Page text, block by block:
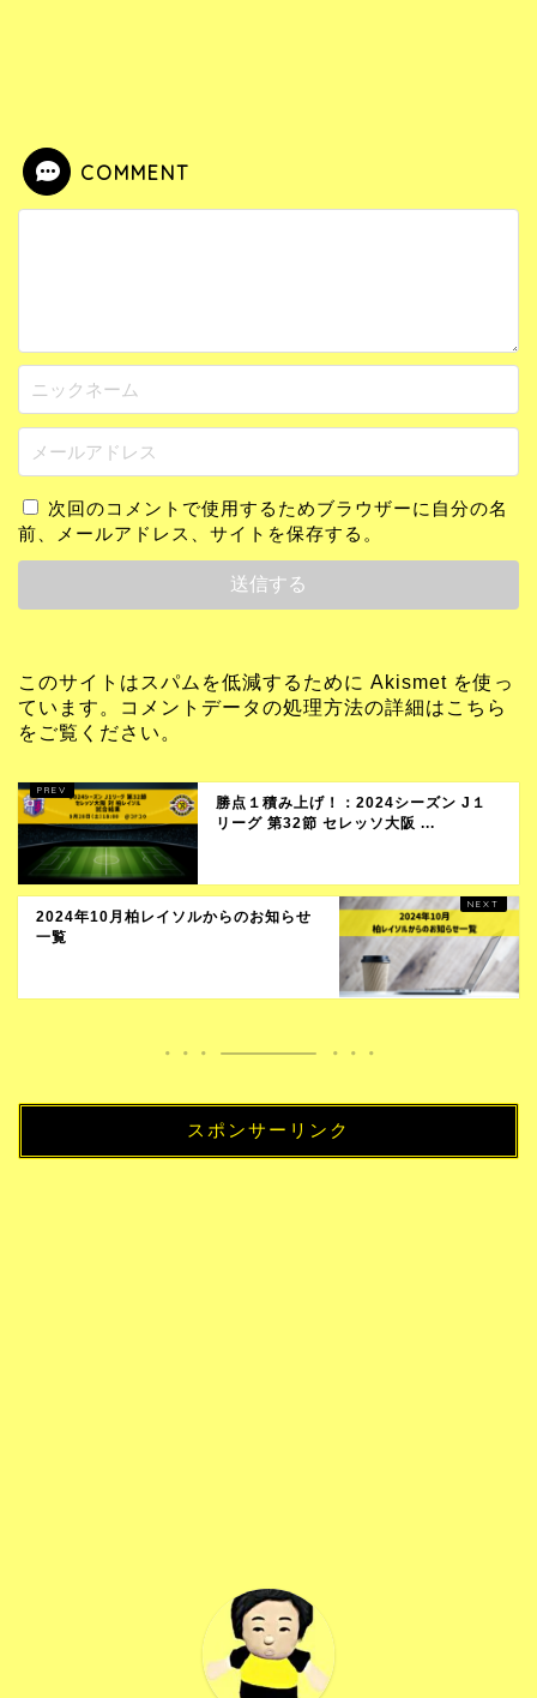
COMMENT
次回のコメントで使用するためブラウザーに自分の名
前、メールアドレス、サイトを保存する。
このサイトはスパムを低減するために Akismet を使っ
ています。
コメントデータの処理方法の詳細はこちら
をご覧ください 。
勝点１積み上げ！：2024シーズン J１
リーグ 第32節 セレッソ大阪 ...
2024年10月柏レイソルからのお知らせ
一覧
スポンサーリンク